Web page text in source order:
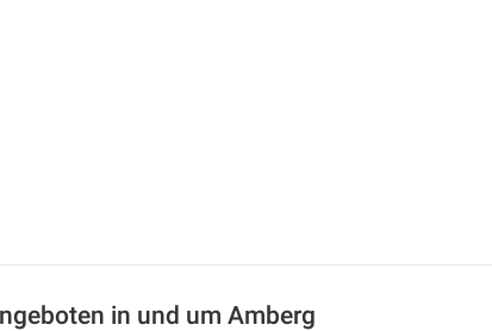
in und um Amberg